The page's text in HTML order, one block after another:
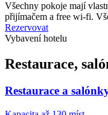
Všechny pokoje mají
přijímačem a free wi-fi.
Rezervovat
Vybavení hotelu​
Restaurace,
Restaurace a